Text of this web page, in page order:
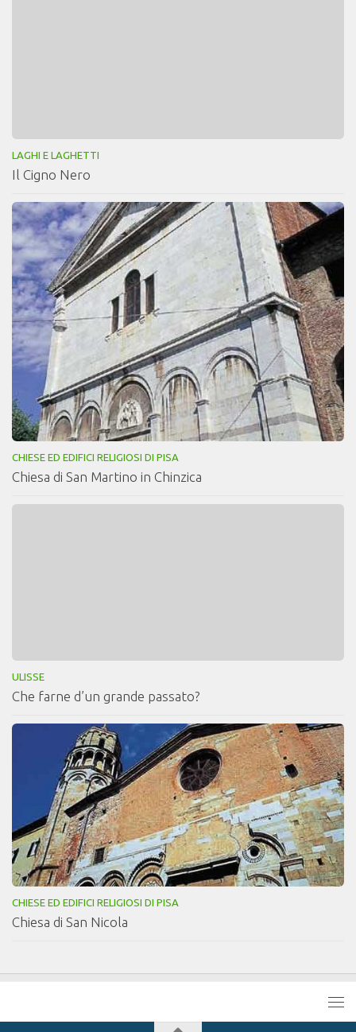
LAGHI E LAGHETTI
Il Cigno Nero
CHIESE ED EDIFICI RELIGIOSI DI PISA
Chiesa di San Martino in Chinzica
ULISSE
Che farne d’un grande passato?
CHIESE ED EDIFICI RELIGIOSI DI PISA
Chiesa di San Nicola